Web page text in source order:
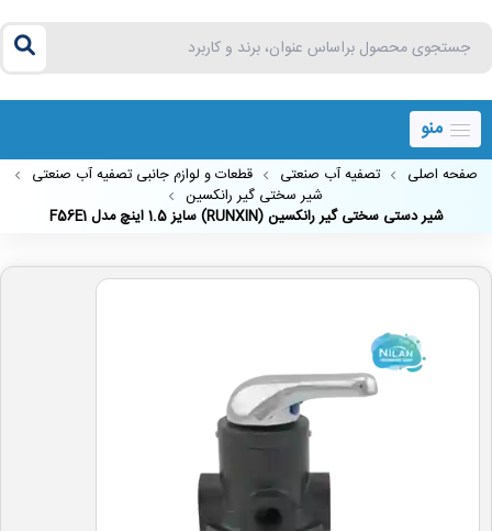
منو
صفحه اصلی تصفیه آب صنعتی
قطعات و لوازم جانبی تصفیه آب صنعتی
شیر سختی گیر رانکسین
شیر دستی سختی گیر رانکسین (RUNXIN) سایز 1.5 اینچ مدل F56E1